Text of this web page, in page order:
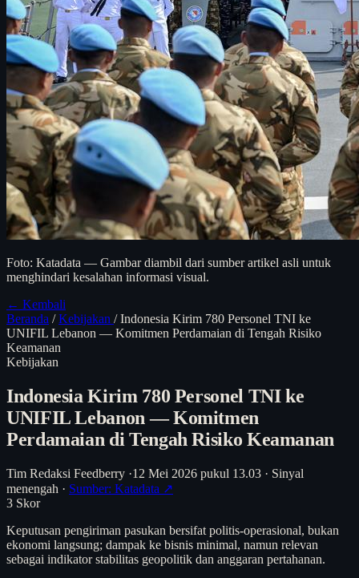
Foto: Katadata — Gambar diambil dari sumber artikel asli untuk
menghindari kesalahan informasi visual.
← Kembali
Beranda / Kebijakan / Indonesia Kirim 780 Personel TNI ke
UNIFIL Lebanon — Komitmen Perdamaian di Tengah Risiko
Keamanan
Kebijakan
Indonesia Kirim 780 Personel TNI ke
UNIFIL Lebanon — Komitmen
Perdamaian di Tengah Risiko Keamanan
Tim Redaksi Feedberry ·12 Mei 2026 pukul 13.03 · Sinyal
menengah · Sumber: Katadata ↗
3 Skor
Keputusan pengiriman pasukan bersifat politis-operasional, bukan
ekonomi langsung; dampak ke bisnis minimal, namun relevan
sebagai indikator stabilitas geopolitik dan anggaran pertahanan.